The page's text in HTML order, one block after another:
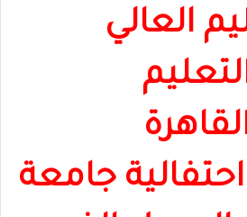
العالي
جامعة